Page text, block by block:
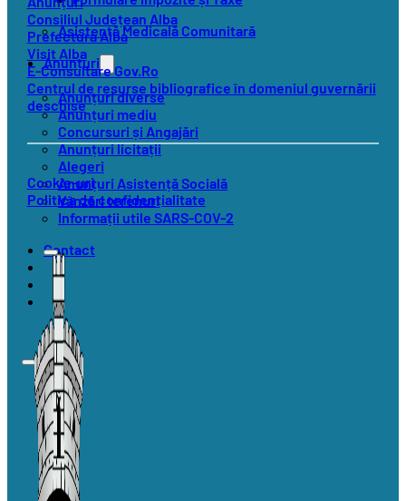
Asistență Medicală Comunitară
Anunțuri
Anunțuri diverse
Anunțuri mediu
Concursuri și Angajări
Anunțuri licitații
Alegeri
Anunțuri Asistență Socială
Vânzări terenuri
Informații utile SARS-COV-2
Contact
Consiliul Județean Alba
Prefectura Alba
Visit Alba
E-Consultare Gov.Ro
Centrul de resurse bibliografice în domeniul guvernării
deschise
Cookie-uri
Politica de confidențialitate